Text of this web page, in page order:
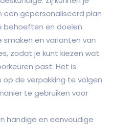
gepersonaliseerd plan
behoeften en doelen.
en varianten van
zodat je kunt kiezen wat
past. Het is
de verpakking te volgen
te gebruiken voor
handige en eenvoudige